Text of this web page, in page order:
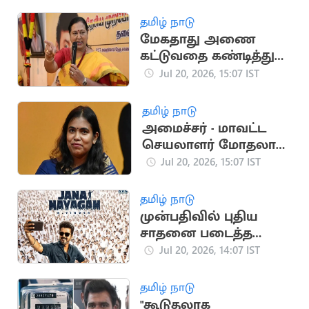
தமிழ் நாடு
மேகதாது அணை
கட்டுவதை கண்டித்து
தேமுதிக போராட்டம்
Jul 20, 2026, 15:07 IST
தமிழ் நாடு
அமைச்சர் - மாவட்ட
செயலாளர் மோதலால்
தவெக பொதுக்கூட்டம்
Jul 20, 2026, 15:07 IST
தமிழ் நாடு
முன்பதிவில் புதிய
சாதனை படைத்த
ஜனநாயகன்
Jul 20, 2026, 14:07 IST
தமிழ் நாடு